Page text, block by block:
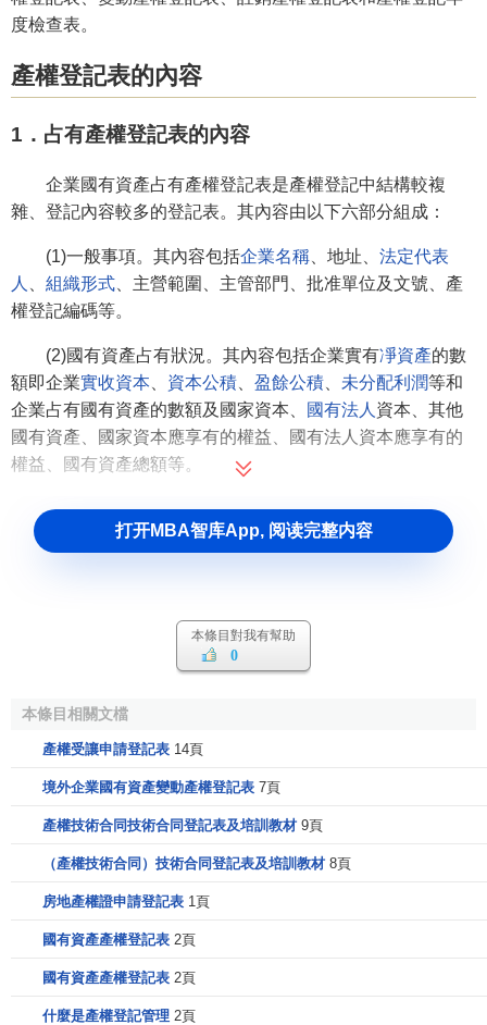
度檢查表。
產權登記表的內容
1．占有產權登記表的內容
企業國有資產占有產權登記表是產權登記中結構較複
雜、登記內容較多的登記表。其內容由以下六部分組成：
(1)一般事項。其內容包括企業名稱 、地址、 法定代表
人
組織形式 、主營範圍、主管部門、批准單位及文號、產
權登記編碼等。
(2)國有資產占有狀況。其內容包括企業實有凈資產的數
額即企業實收資本 資本公積 盈餘公積 未分配利潤等和
企業占有國有資產的數額及國家資本、
國有法人 資本、其他
國有資產、國家資本應享有的權益、國有法人資本應享有的
權益、國有資產總額等。
(3)企業資產、負債、註冊資本金及無形資產的有關情
況。據此可瞭解企業資產負債率及國有資本的經營風險
等情
、投資額等，據此可以瞭解各
(5)企業對外投資
投資的去向及所享有的權益。
登記主管機關是否准予領取產權證的審定意見。
(1)企業產權變動 前的一般情況。其具體內容同占有
(2)企業發生變動的有關事項。其內容包括企業實收資
打开MBA智库App, 阅读完整内容
本條目對我有幫助
0
本條目相關文檔
產權受讓申請登記表 14頁
境外企業國有資產變動產權登記表 7頁
產權技術合同技術合同登記表及培訓教材 9頁
（產權技術合同）技術合同登記表及培訓教材 8頁
房地產權證申請登記表 1頁
國有資產產權登記表 2頁
國有資產產權登記表 2頁
什麼是產權登記管理 2頁